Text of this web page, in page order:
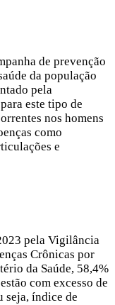
de prevenção
da população
pela
este tipo de
nos homens
como
e
pela Vigilância
Crônicas por
da Saúde, 58,4%
com excesso de
seja, índice de